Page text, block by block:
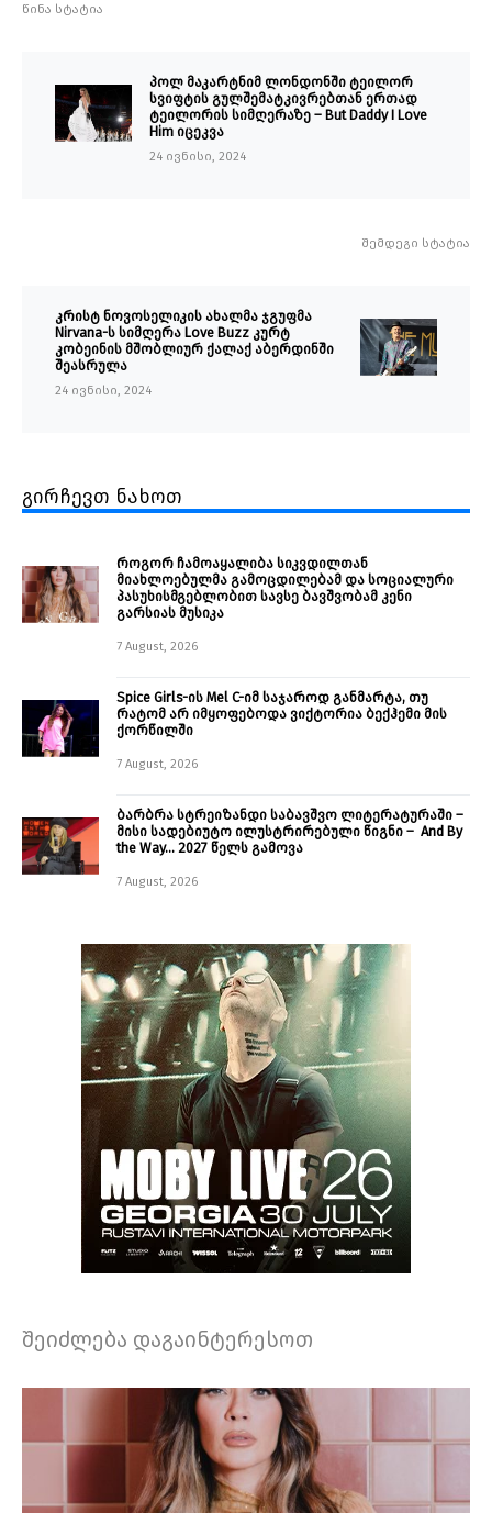
წინა სტატია
პოლ მაკარტნიმ ლონდონში ტეილორ
სვიფტის გულშემატკივრებთან ერთად
ტეილორის სიმღერაზე – But Daddy I Love
Him იცეკვა
24 ივნისი, 2024
შემდეგი სტატია
კრისტ ნოვოსელიკის ახალმა ჯგუფმა
Nirvana-ს სიმღერა Love Buzz კურტ
კობეინის მშობლიურ ქალაქ აბერდინში
შეასრულა
24 ივნისი, 2024
გირჩევთ ნახოთ
როგორ ჩამოაყალიბა სიკვდილთან
მიახლოებულმა გამოცდილებამ და სოციალური
პასუხისმგებლობით სავსე ბავშვობამ კენი
გარსიას მუსიკა
7 August, 2026
Spice Girls-ის Mel C-იმ საჯაროდ განმარტა, თუ
რატომ არ იმყოფებოდა ვიქტორია ბექჰემი მის
ქორწილში
7 August, 2026
ბარბრა სტრეიზანდი საბავშვო ლიტერატურაში –
მისი სადებიუტო ილუსტრირებული წიგნი – And By
the Way… 2027 წელს გამოვა
7 August, 2026
შეიძლება დაგაინტერესოთ